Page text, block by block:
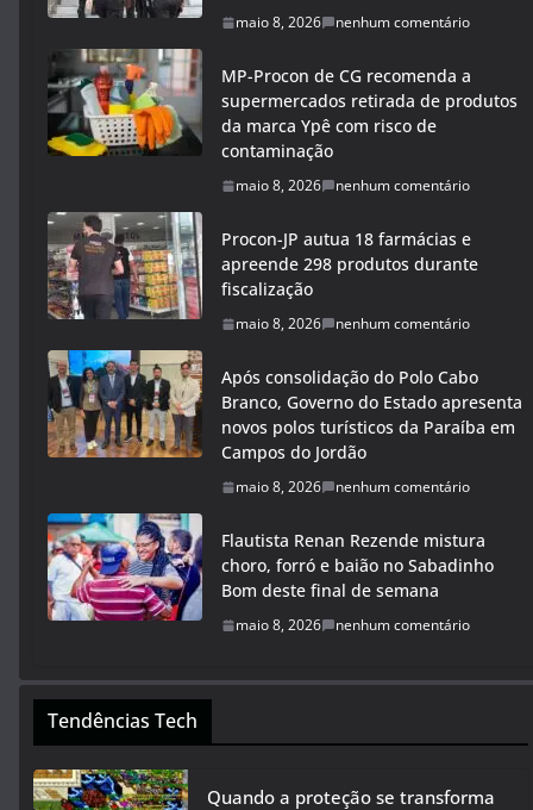
maio 8, 2026 nenhum comentário
MP-Procon de CG recomenda a
supermercados retirada de produtos
da marca Ypê com risco de
contaminação
maio 8, 2026 nenhum comentário
Procon-JP autua 18 farmácias e
apreende 298 produtos durante
fiscalização
maio 8, 2026 nenhum comentário
Após consolidação do Polo Cabo
Branco, Governo do Estado apresenta
novos polos turísticos da Paraíba em
Campos do Jordão
maio 8, 2026 nenhum comentário
Flautista Renan Rezende mistura
choro, forró e baião no Sabadinho
Bom deste final de semana
maio 8, 2026 nenhum comentário
Tendências Tech
Quando a proteção se transforma